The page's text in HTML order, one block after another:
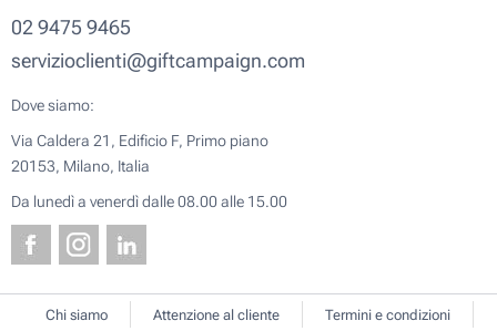
02 9475 9465
servizioclienti@giftcampaign.com
Dove siamo:
Via Caldera 21, Edificio F, Primo piano
20153, Milano, Italia
Da lunedì a venerdì dalle 08.00 alle 15.00
Chi siamo Attenzione al cliente Termini e condizioni